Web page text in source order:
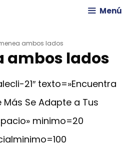
Menú
ambos lados
ambos lados
21″ texto=»Encuentra
Más Se Adapte a Tus
minimo=20